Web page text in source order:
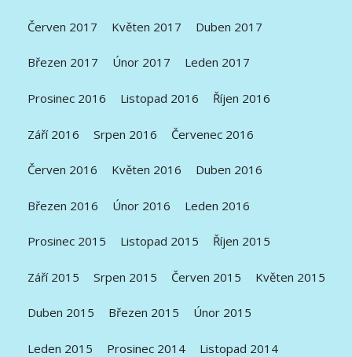
Červen 2017 Květen 2017 Duben 2017
Březen 2017 Únor 2017 Leden 2017
Prosinec 2016 Listopad 2016 Říjen 2016
Září 2016 Srpen 2016 Červenec 2016
Červen 2016 Květen 2016 Duben 2016
Březen 2016 Únor 2016 Leden 2016
Prosinec 2015 Listopad 2015 Říjen 2015
Září 2015 Srpen 2015 Červen 2015 Květen 2015
Duben 2015 Březen 2015 Únor 2015
Leden 2015 Prosinec 2014 Listopad 2014